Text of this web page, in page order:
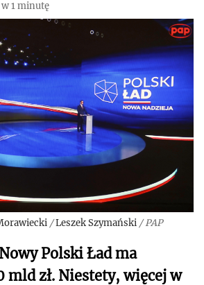
1 minutę
/Leszek Szymański /PAP
Polski Ład ma
mld zł. Niestety, więcej w